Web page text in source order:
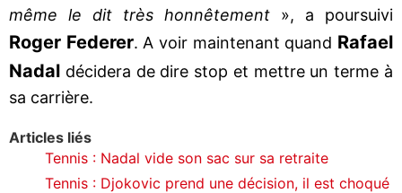
même le dit très honnêtement », a poursuivi
Roger Federer. A voir maintenant quand Rafael
Nadal décidera de dire stop et mettre un terme à
sa carrière.
Articles liés
Tennis : Nadal vide son sac sur sa retraite
Tennis : Djokovic prend une décision, il est choqué